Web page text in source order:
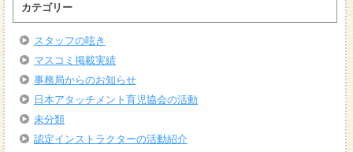
カテゴリー
スタッフの呟き
マスコミ掲載実績
事務局からのお知らせ
日本アタッチメント育児協会の活動
未分類
認定インストラクターの活動紹介